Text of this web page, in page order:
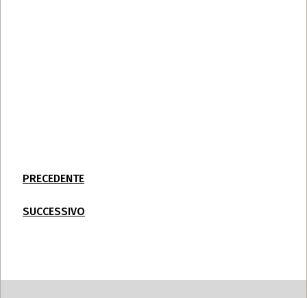
PRECEDENTE
SUCCESSIVO